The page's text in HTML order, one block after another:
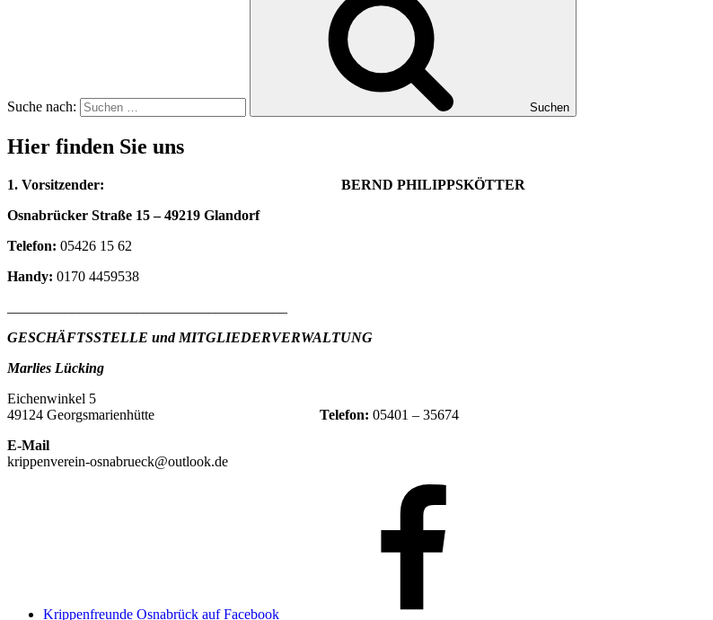
Suche nach: Suchen
Hier finden Sie uns
1. Vorsitzender: BERND PHILIPPSKÖTTER
Osnabrücker Straße 15 – 49219 Glandorf
Telefon: 05426 15 62
Handy: 0170 4459538
GESCHÄFTSSTELLE und MITGLIEDERVERWALTUNG
Marlies Lücking
Eichenwinkel 5
49124 Georgsmarienhütte Telefon: 05401 – 35674
E-Mail
krippenverein-osnabrueck@outlook.de
Krippenfreunde Osnabrück auf Facebook